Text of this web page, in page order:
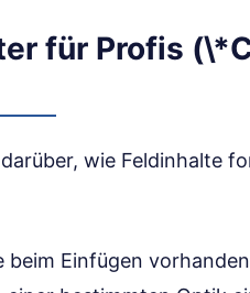
für Profis
wie Feldinhalte
beim Einfügen